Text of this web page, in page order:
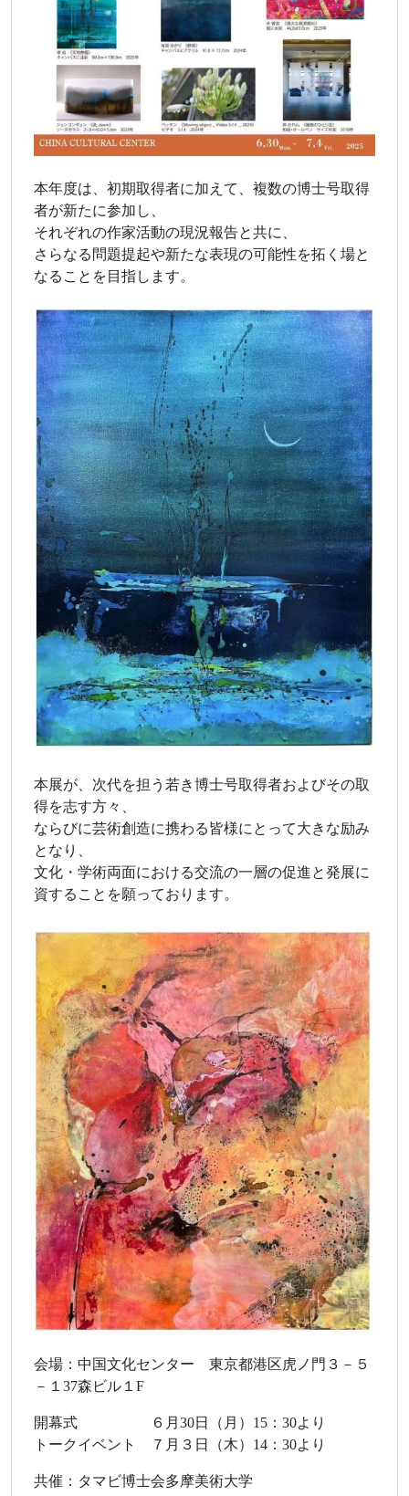
本年度は、初期取得者に加えて、複数の博士号取得
者が新たに参加し、
それぞれの作家活動の現況報告と共に、
さらなる問題提起や新たな表現の可能性を拓く場と
なることを目指します。
本展が、次代を担う若き博士号取得者およびその取
得を志す方々、
ならびに芸術創造に携わる皆様にとって大きな励み
となり、
文化・学術両面における交流の一層の促進と発展に
資することを願っております。
会場：中国文化センター 東京都港区虎ノ門３－５
－１37森ビル１F
開幕式 ６月30日（月）15：30より
トークイベント ７月３日（木）14：30より
共催：タマビ博士会多摩美術大学